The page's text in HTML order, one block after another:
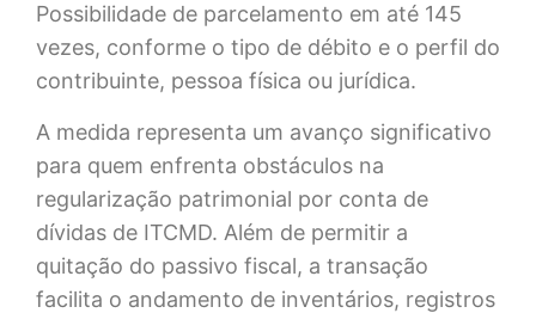
Possibilidade de parcelamento em até 145
vezes, conforme o tipo de débito e o perfil do
contribuinte, pessoa física ou jurídica.
A medida representa um avanço significativo
para quem enfrenta obstáculos na
regularização patrimonial por conta de
dívidas de ITCMD. Além de permitir a
quitação do passivo fiscal, a transação
facilita o andamento de inventários, registros